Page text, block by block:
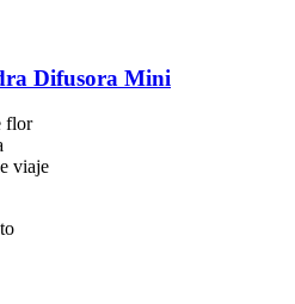
Difusora Mini
flor
viaje